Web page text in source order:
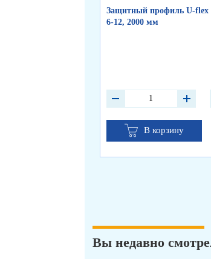
Защитный профиль U-flex
6-12, 2000 мм
В корзину
Вы недавно